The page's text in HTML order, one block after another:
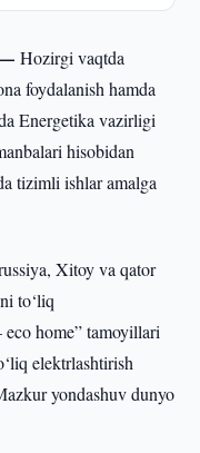
—Hozirgi vaqtda
foydalanish hamda
Energetika vazirligi
hisobidan
tizimli ishlar amalga
Xitoy va qator
to‘liq
home” tamoyillari
elektrlashtirish
yondashuv dunyo